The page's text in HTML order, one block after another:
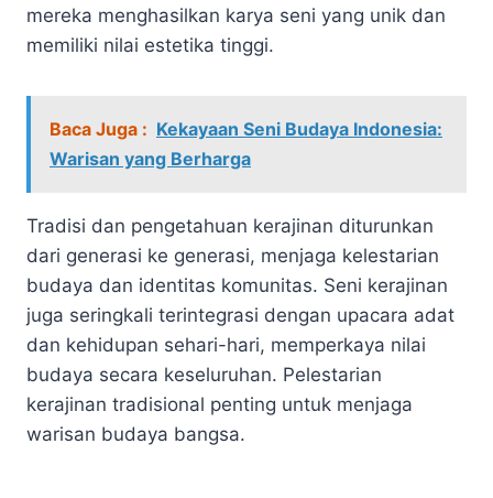
mereka menghasilkan karya seni yang unik dan
memiliki nilai estetika tinggi.
Baca Juga : Kekayaan Seni Budaya Indonesia:
Warisan yang Berharga
Tradisi dan pengetahuan kerajinan diturunkan
dari generasi ke generasi, menjaga kelestarian
budaya dan identitas komunitas. Seni kerajinan
juga seringkali terintegrasi dengan upacara adat
dan kehidupan sehari-hari, memperkaya nilai
budaya secara keseluruhan. Pelestarian
kerajinan tradisional penting untuk menjaga
warisan budaya bangsa.